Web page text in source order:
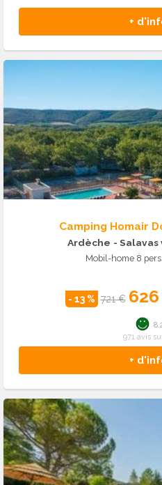
+
Camping Homair
Ardèche -
Mobil-home 8
- 13 % 721 €
+
971 avis